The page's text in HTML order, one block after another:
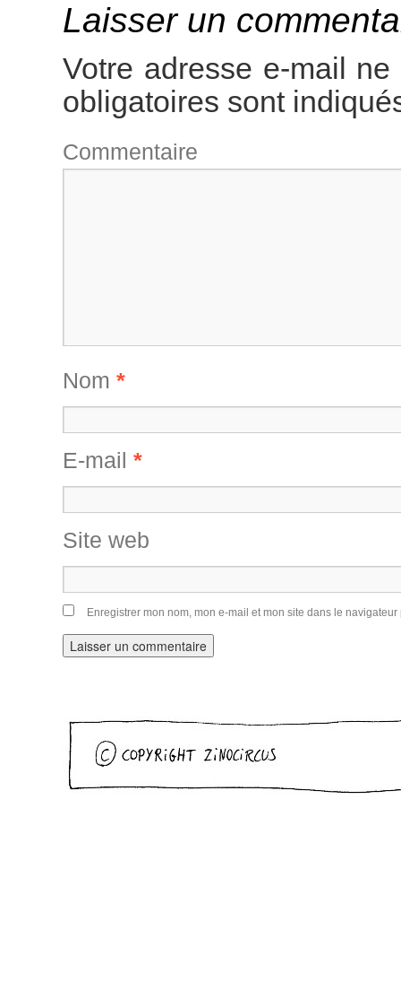
Laisser un
Votre adresse e-mail
obligatoires sont
Nom *
E-mail *
Site web
Enregistrer mon nom, mon e-mail et mon site dans le